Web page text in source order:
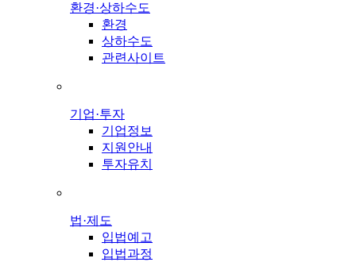
환경·상하수도
환경
상하수도
관련사이트
기업·투자
기업정보
지원안내
투자유치
법·제도
입법예고
입법과정